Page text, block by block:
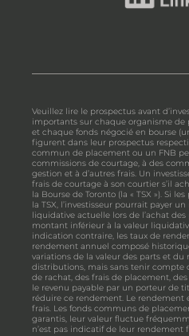
Veuillez lire le prospectus avant
importants sur chaque organisme de
et chaque fonds négocié en bourse
figurent dans leur prospectus
commun de placement ou un FNB
commissions de courtage, à des
gestion et à d’autres frais. Un
frais de courtage à son courtier s’il
la Bourse de Toronto (la « TSX »). Si
la TSX, l’investisseur pourrait payer
liquidative actuelle lors de l’achat
montant inférieur à la valeur
indication contraire, les taux de
rendement annuel composé
variations de la valeur des parts et du
distributions, mais sans tenir compte
de rachat, des frais de placement,
le revenu payable par un porteur de
réduire ce rendement. Le rendement
frais. Les fonds communs de
garantis, leur valeur fluctue
n’est pas indicatif de leur rendement